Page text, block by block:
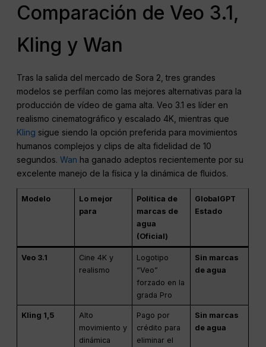
Comparación de Veo 3.1,
Kling y Wan
Tras la salida del mercado de Sora 2, tres grandes
modelos se perfilan como las mejores alternativas para la
producción de vídeo de gama alta. Veo 3.1 es líder en
realismo cinematográfico y escalado 4K, mientras que
Kling sigue siendo la opción preferida para movimientos
humanos complejos y clips de alta fidelidad de 10
segundos.Wan ha ganado adeptos recientemente por su
excelente manejo de la física y la dinámica de fluidos.
Modelo
Lo mejor
para
Política de
marcas de
agua
(Oficial)
GlobalGPT
Estado
Veo 3.1
Cine 4K y
realismo
Logotipo
“Veo”
forzado en la
grada Pro
Sin marcas
de agua
Kling 1,5
Alto
movimiento y
dinámica
Pago por
crédito para
eliminar el
Sin marcas
de agua